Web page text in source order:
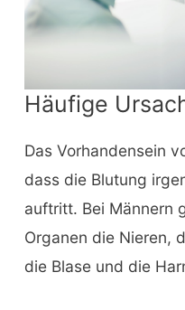
Häufige
Das Vorhandensein
dass die Blutung
auftritt. Bei Männern
Organen die Nieren,
die Blase und die